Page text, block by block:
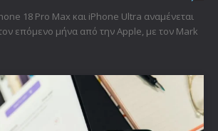
18 Pro Max και iPhone Ultra αναμένεται
επόμενο μήνα από την Apple, με τον Mark